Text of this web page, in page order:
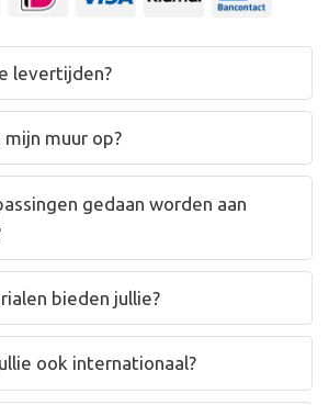
levertijden?
muur op?
gedaan worden aan
bieden jullie?
ook internationaal?